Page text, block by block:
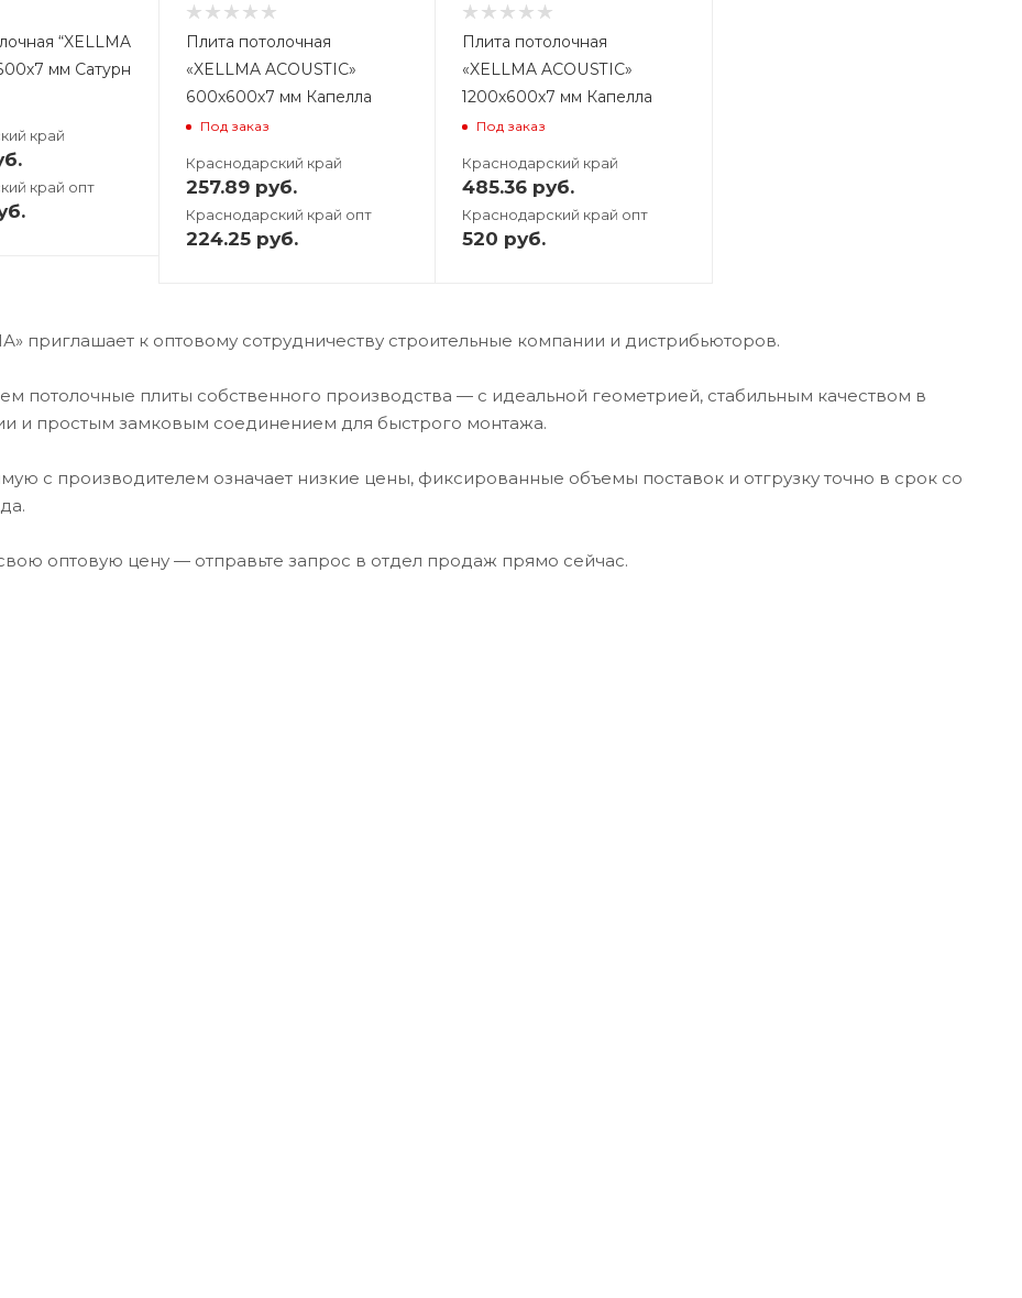
“XELLMA
мм Сатурн
край
край опт
Плита потолочная
«XELLMA ACOUSTIC»
600х600х7 мм Капелла
Под заказ
Краснодарский край
257.89руб.
Краснодарский край опт
224.25руб.
Плита потолочная
«XELLMA ACOUSTIC»
1200х600х7 мм Капелла
Под заказ
Краснодарский край
485.36 руб.
Краснодарский край опт
520 руб.
приглашает к оптовому сотрудничеству строительные компании и дистрибьюторов.
потолочные плиты собственного производства — с идеальной геометрией, стабильным качеством в
и простым замковым соединением для быстрого монтажа.
с производителем означает низкие цены, фиксированные объемы поставок и отгрузку точно в срок со
оптовую цену — отправьте запрос в отдел продаж прямо сейчас.